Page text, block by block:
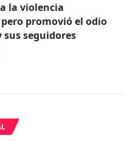
la violencia
promovió el odio
sus seguidores